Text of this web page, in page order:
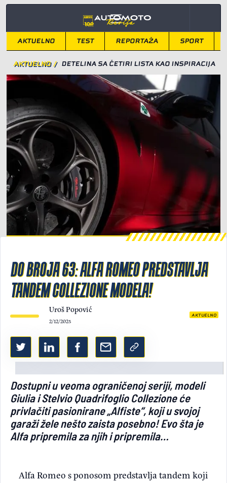
AKTUELNO TEST REPORTAŽA SPORT
AKTUELNO / DETELINA SA ČETIRI LISTA KAO INSPIRACIJA
DO BROJA 63: ALFA ROMEO PREDSTAVLJA
TANDEM COLLEZIONE MODELA!
Uroš Popović
2/12/2025
AKTUELNO
Dostupni u veoma ograničenoj seriji, modeli
Giulia i Stelvio Quadrifoglio Collezione će
privlačiti pasionirane „Alfiste“, koji u svojoj
garaži žele nešto zaista posebno! Evo šta je
Alfa pripremila za njih i pripremila…
Alfa Romeo s ponosom predstavlja tandem koji